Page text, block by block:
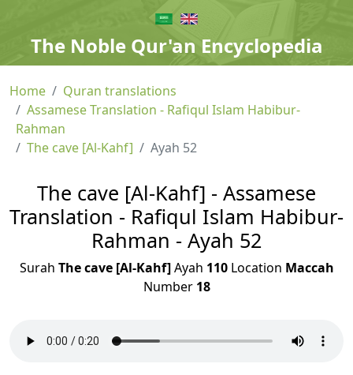
The Noble Qur'an Encyclopedia
Home
Quran translations
Assamese Translation - Rafiqul Islam Habibur-
Rahman
The cave [Al-Kahf]
Ayah 52
The cave [Al-Kahf] - Assamese
Translation - Rafiqul Islam Habibur-
Rahman - Ayah 52
Surah The cave [Al-Kahf]Ayah 110Location Maccah
Number 18